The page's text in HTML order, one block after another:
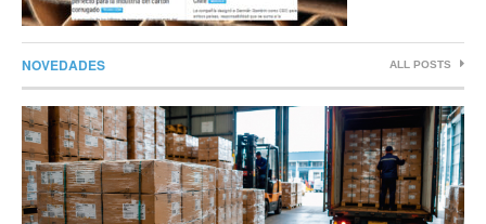
NOVEDADES ALL POSTS